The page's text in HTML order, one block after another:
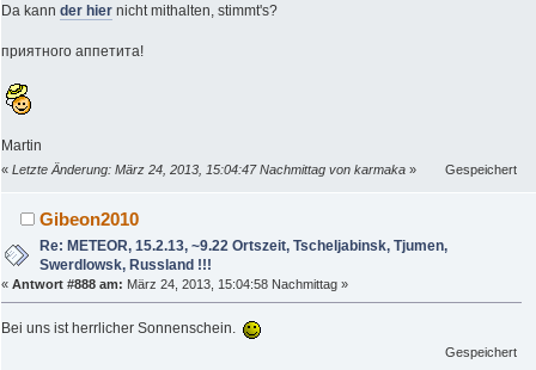
Da kann der hier nicht mithalten, stimmt's?
приятного аппетита!
Martin
« Letzte Änderung: März 24, 2013, 15:04:47 Nachmittag von karmaka » Gespeichert
Gibeon2010
Re: METEOR, 15.2.13, ~9.22 Ortszeit, Tscheljabinsk, Tjumen,
Swerdlowsk, Russland !!!
« Antwort #888 am: März 24, 2013, 15:04:58 Nachmittag »
Bei uns ist herrlicher Sonnenschein.
Gespeichert